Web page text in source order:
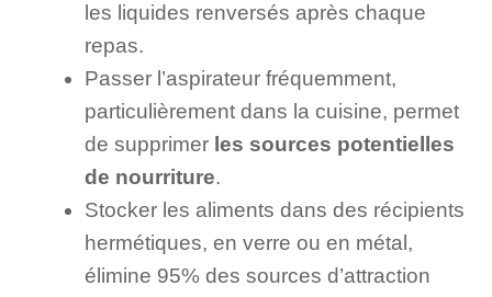
les liquides renversés après chaque
repas.
Passer l’aspirateur fréquemment,
particulièrement dans la cuisine, permet
de supprimer les sources potentielles
de nourriture.
Stocker les aliments dans des récipients
hermétiques, en verre ou en métal,
élimine 95% des sources d’attraction